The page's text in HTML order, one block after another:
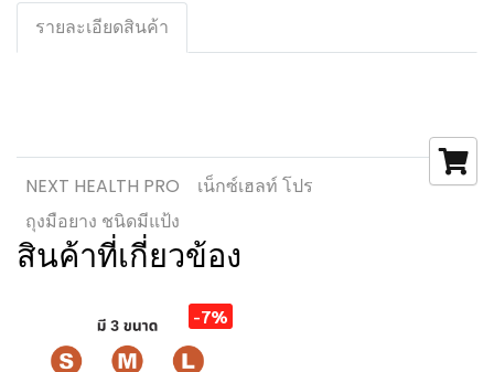
รายละเอียดสินค้า
NEXT HEALTH PRO
เน็กซ์เฮลท์ โปร
ถุงมือยาง ชนิดมีแป้ง
สินค้าที่เกี่ยวข้อง
-7%